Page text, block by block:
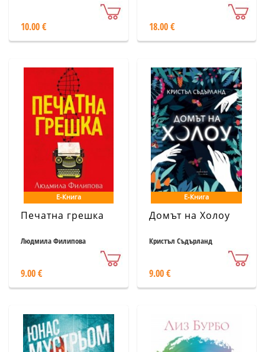
10.00 € 18.00 €
Е-Книга
Печатна грешка
Людмила Филипова
9.00 €
Е-Книга
Домът на Холоу
Кристъл Съдърланд
9.00 €